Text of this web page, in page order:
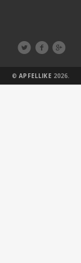
  
©APFELLIKE 2026.